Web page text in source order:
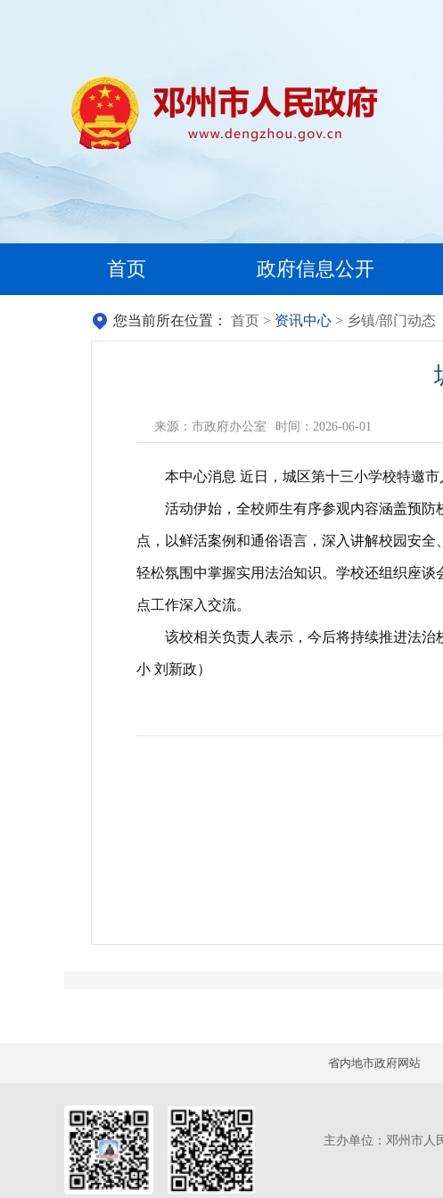
首页 政府信息公开
您当前所在位置： 首页 > 资讯中心 > 乡镇/部门动态
来源：市政府办公室 时间：2026-06-01
本中心消息 近日，城区第十三小学校特邀
活动伊始，全校师生有序参观内容涵盖预
点，以鲜活案例和通俗语言，深入讲解校园安
轻松氛围中掌握实用法治知识。学校还组织座
点工作深入交流。
该校相关负责人表示，今后将持续推进法
小 刘新政）
主办单位：邓州市人